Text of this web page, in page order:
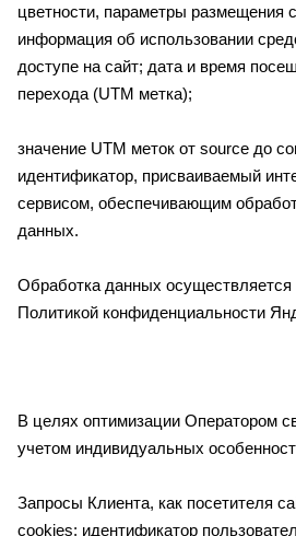
цветности, параметры размещения
информация об использовании
доступе на сайт; дата и время
перехода (UTM метка);
значение UTM меток от source до
идентификатор, присваиваемый
сервисом, обеспечивающим
данных.
Обработка данных осуществляется
Политикой конфиденциальности
В целях оптимизации Оператором
учетом индивидуальных
Запросы Клиента, как посетителя
cookies; идентификатор